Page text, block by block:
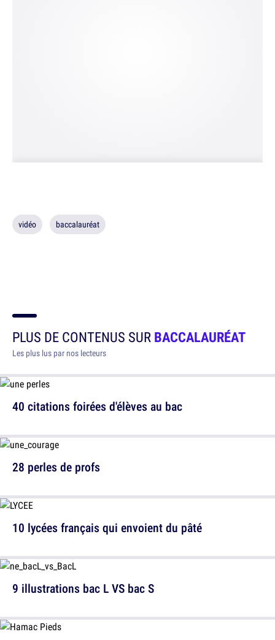
vidéo baccalauréat
PLUS DE CONTENUS SURBACCALAURÉAT
Les plus lus par nos lecteurs
40 citations foirées d'élèves au bac
10 lycées français qui envoient du pâté
28 perles de profs
9 illustrations bac L VS bac S